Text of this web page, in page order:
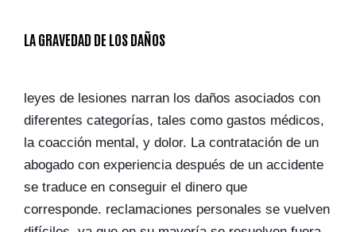
LA GRAVEDAD DE LOS DAÑOS
leyes de lesiones narran los daños asociados con
diferentes categorías, tales como gastos médicos,
la coacción mental, y dolor. La contratación de un
abogado con experiencia después de un accidente
se traduce en conseguir el dinero que
corresponde. reclamaciones personales se vuelven